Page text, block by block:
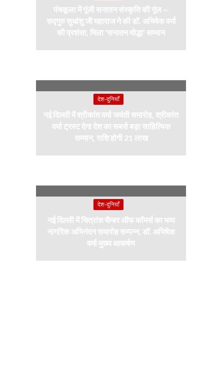
पंचकूला में गूंजी सनातन संस्कृति की गूंज —
सद्गुरु सुधांशु जी महाराज ने की डॉ. अभिषेक वर्मा
की प्रशंसा, मिला ‘सनातन योद्धा’ सम्मान
देश-दुनियाँ
नई दिल्ली में श्रीकांत वर्मा जयंती समारोह, श्रीकांत
वर्मा ट्रस्ट देगा देश का सबसे बड़ा साहित्यिक
सम्मान, राशि होगी 21 लाख
देश-दुनियाँ
नई दिल्ली में चित्रांश चैम्बर ऑफ कॉमर्स का भव्य
नागरिक अभिनंदन समारोह सम्पन्न, डॉ. अभिषेक
वर्मा मुख्य आकर्षण